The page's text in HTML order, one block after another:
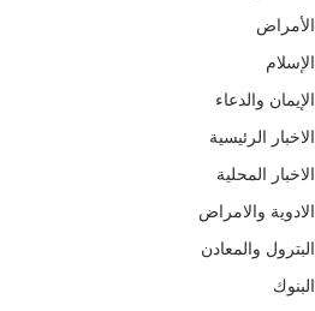
الأمراض
الإسلام
الإيمان والدعاء
الاخبار الرئيسية
الاخبار المحلية
الادوية والامراض
البترول والمعادن
البنوك